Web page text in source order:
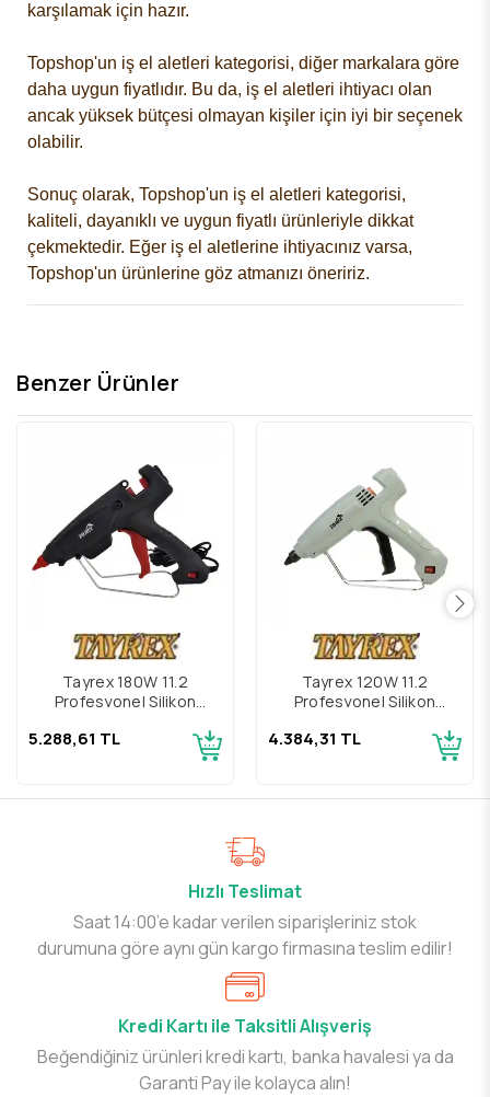
karşılamak için hazır.
Topshop'un iş el aletleri kategorisi, diğer markalara göre
daha uygun fiyatlıdır. Bu da, iş el aletleri ihtiyacı olan
ancak yüksek bütçesi olmayan kişiler için iyi bir seçenek
olabilir.
Sonuç olarak, Topshop'un iş el aletleri kategorisi,
kaliteli, dayanıklı ve uygun fiyatlı ürünleriyle dikkat
çekmektedir. Eğer iş el aletlerine ihtiyacınız varsa,
Topshop'un ürünlerine göz atmanızı öneririz.
Benzer Ürünler
Tayrex 180W 11.2
Profesyonel Silikon
5.288,61 TL
Tayrex 120W 11.2
Profesyonel Silikon
4.384,31 TL
Hızlı Teslimat
Saat 14:00’e kadar verilen siparişleriniz stok
durumuna göre aynı gün kargo firmasına teslim edilir!
Kredi Kartı ile Taksitli Alışveriş
Beğendiğiniz ürünleri kredi kartı, banka havalesi ya da
Garanti Pay ile kolayca alın!